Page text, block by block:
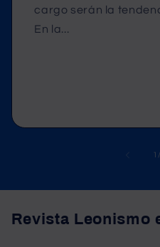
cargo serán la
En la...
1
Revista Leonismo